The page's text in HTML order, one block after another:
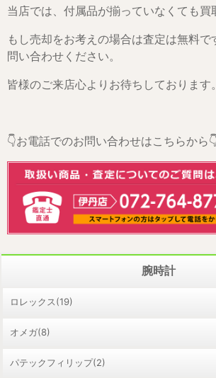
当店では、付属品が揃っていなくても買
もし売却をお考えの場合は査定は無料で
問い合わせください。
皆様のご来店心よりお待ちしております。
👇お電話でのお問い合わせはこちらから
腕時計
ロレックス(19)
オメガ(8)
パテックフィリップ(2)